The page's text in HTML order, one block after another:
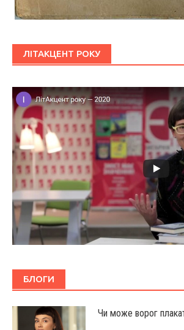
ЛІТАКЦЕНТ РОКУ
БЛОГИ
Чи може ворог